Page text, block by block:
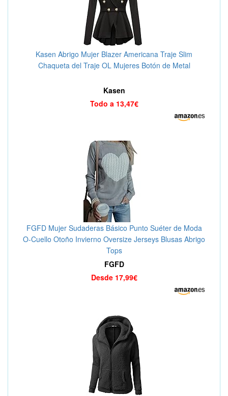
Kasen Abrigo Mujer Blazer Americana Traje Slim
Chaqueta del Traje OL Mujeres Botón de Metal
Kasen
Todo a 13,47€
FGFD Mujer Sudaderas Básico Punto Suéter de Moda
O-Cuello Otoño Invierno Oversize Jerseys Blusas Abrigo
Tops
FGFD
Desde 17,99€